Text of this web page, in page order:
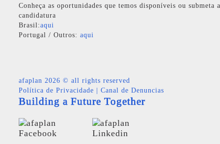
Conheça as oportunidades que temos disponíveis ou submeta
candidatura
Brasil:aqui
Portugal / Outros: aqui
afaplan 2026 © all rights reserved
Política de Privacidade | Canal de Denuncias
Building a Future Together